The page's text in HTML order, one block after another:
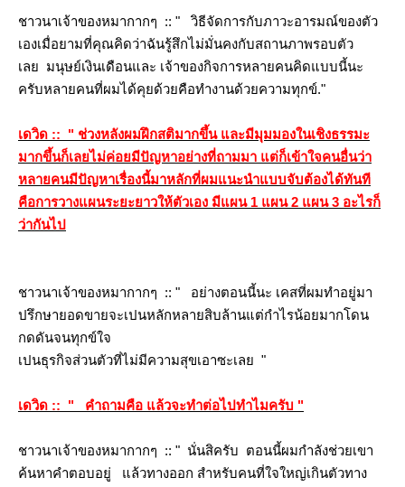
ชาวนาเจ้าของหมากากๆ :: " วิธีจัดการกับภาวะอารมณ์ของตัว
เองเมื่อยามที่คุณคิดว่าฉันรู้สึกไม่มั่นคงกับสถานภาพรอบตัว
เลย มนุษย์เงินเดือนและ เจ้าของกิจการหลายคนคิดแบบนี้นะ
ครับหลายคนที่ผมได้คุยด้วยคือทำงานด้วยความทุกข์."
เดวิด :: " ช่วงหลังผมฝึกสติมากขึ้น และมีมุมมองในเชิงธรรมะ
มากขึ้นก็เลยไม่ค่อยมีปัญหาอย่างที่ถามมา แต่ก็เข้าใจคนอื่นว่า
หลายคนมีปัญหาเรื่องนี้มาหลักที่ผมแนะนำแบบจับต้องได้ทันที
คือการวางแผนระยะยาวให้ตัวเอง มีแผน 1 แผน 2 แผน 3 อะไรก็
ว่ากันไป
ชาวนาเจ้าของหมากากๆ :: " อย่างตอนนี้นะ เคสที่ผมทำอยู่มา
ปรึกษายอดขายจะเปนหลักหลายสิบล้านแต่กำไรน้อยมากโดน
กดดันจนทุกข์ใจ
เปนธุรกิจส่วนตัวที่ไม่มีความสุขเอาซะเลย "
เดวิด :: " คำถามคือ แล้วจะทำต่อไปทำไมครับ "
ชาวนาเจ้าของหมากากๆ :: " นั่นสิครับ ตอนนี้ผมกำลังช่วยเขา
ค้นหาคำตอบอยู่ แล้วทางออก สำหรับคนที่ใจใหญ่เกินตัวทาง